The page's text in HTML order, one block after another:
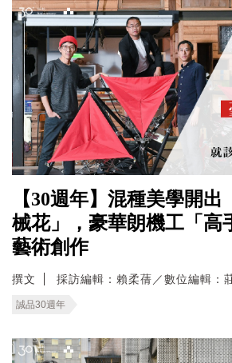
【30週年】混種美學開
械花」，豪華朗機工「高
藝術創作
撰文 採訪編輯：賴柔蒨／數位編輯：
誠品30週年